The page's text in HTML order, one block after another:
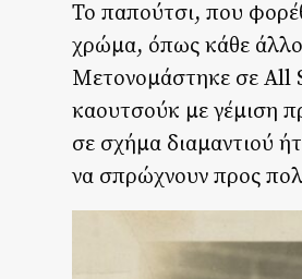
Το παπούτσι, που
χρώμα, όπως κάθε άλλο
Μετονομάστηκε σε All
καουτσούκ με γέμιση
σε σχήμα διαμαντιού
να σπρώχνουν προς